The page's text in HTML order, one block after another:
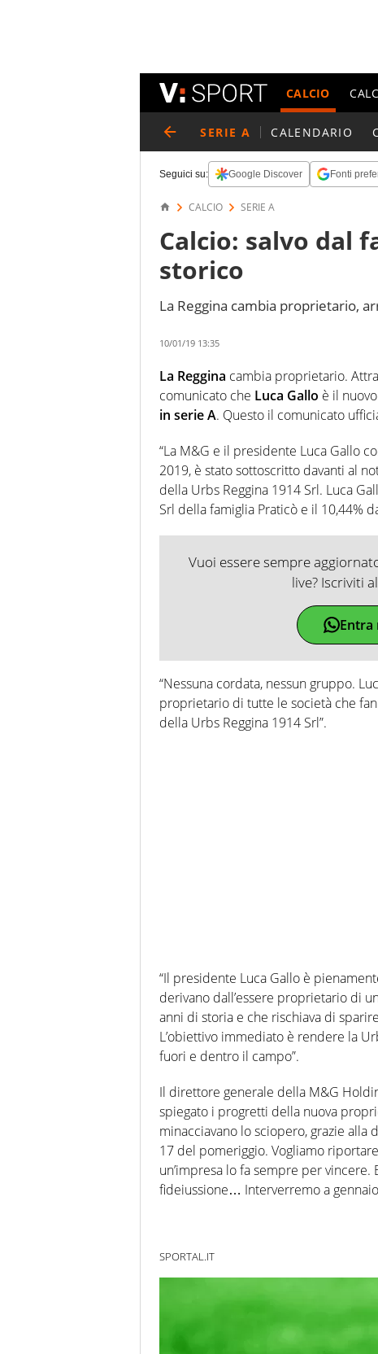
CALCIO
SERIE A CALENDARIO
Seguici su: Google Discover Fonti
CALCIO SERIE A
Calcio: salvo dal
storico
La Reggina cambia proprietario,
10/01/19 13:35
La Reggina cambia proprietario.
comunicato che Luca Gallo è il
in serie A. Questo il comunicato
“La M&G e il presidente Luca Gallo
2019, è stato sottoscritto davanti al
della Urbs Reggina 1914 Srl. Luca
Srl della famiglia Praticò e il 10,44%
Vuoi essere sempre
live? Iscriviti
Entra
“Nessuna cordata, nessun gruppo.
proprietario di tutte le società che
della Urbs Reggina 1914 Srl”.
“Il presidente Luca Gallo è
derivano dall’essere proprietario di
anni di storia e che rischiava di
L’obiettivo immediato è rendere la
fuori e dentro il campo”.
Il direttore generale della M&G
spiegato i progretti della nuova
minacciavano lo sciopero, grazie
17 del pomeriggio. Vogliamo
un’impresa lo fa sempre per vincere.
fideiussione… Interverremo a
SPORTAL.IT